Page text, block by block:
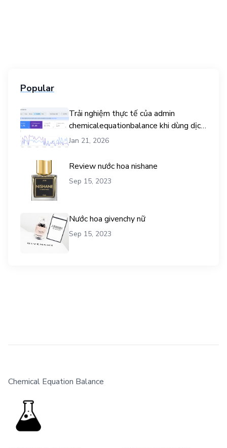
Popular
Trải nghiệm thực tế của admin
chemicalequationbalance khi dùng dịch
vụ mua traffic user
Jan 21, 2026
Review nước hoa nishane
Sep 15, 2023
Nước hoa givenchy nữ
Sep 15, 2023
Chemical Equation Balance